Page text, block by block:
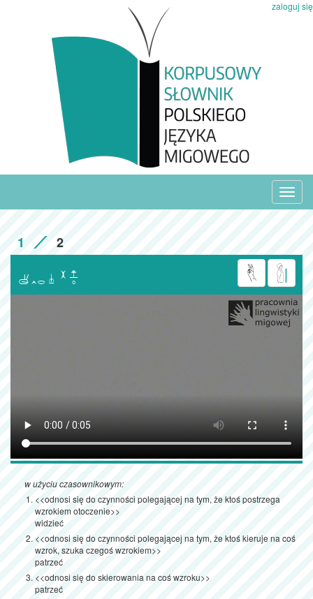
zaloguj się
1 2

w użyciu czasownikowym:
<<odnosi się do czynności polegającej na tym, że ktoś postrzega
wzrokiem otoczenie>>
widzieć
<<odnosi się do czynności polegającej na tym, że ktoś kieruje na coś
wzrok, szuka czegoś wzrokiem>>
patrzeć
<<odnosi się do skierowania na coś wzroku>>
patrzeć